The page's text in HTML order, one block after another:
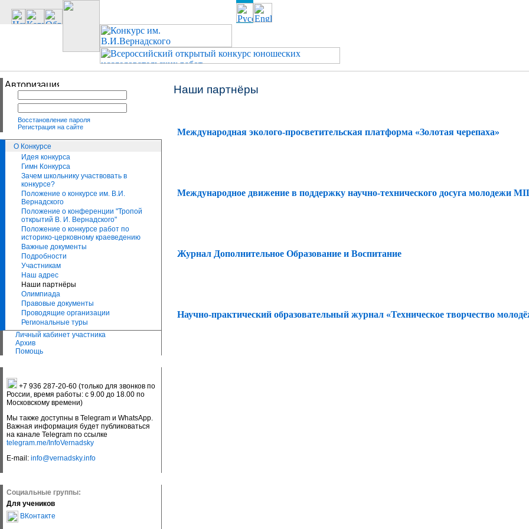
Восстановление пароля
Регистрация на сайте
О Конкурсе
Идея конкурса
Гимн Конкурса
Зачем школьнику участвовать в
конкурсе?
Положение о конкурсе им. В.И.
Вернадского
Положение о конференции "Тропой
открытий В. И. Вернадского"
Положение о конкурсе работ по
историко-церковному краеведению
Важные документы
Подробности
Участникам
Наш адрес
Наши партнёры
Олимпиада
Правовые документы
Проводящие организации
Региональные туры
Личный кабинет участника
Архив
Помощь
+7 936 287-20-60 (только для звонков по
России, время работы: с 9.00 до 18.00 по
Московскому времени)
Мы также доступны в Telegram и WhatsApp.
Важная информация будет публиковаться
на канале Telegram по ссылке
telegram.me/InfoVernadsky
E-mail: info@vernadsky.info
Социальные группы:
Для учеников
ВКонтакте
Наши партнёры
Международная эколого-просветительская платформа «Золотая черепаха»
Международное движение в поддержку научно-технического досуга молодежи
Журнал Дополнительное Образование и Воспитание
Научно-практический образовательный журнал «Техническое творчество